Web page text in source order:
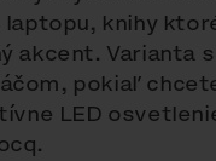
laptopu, knihy
akcent. Varianta
pokiaľ
LED